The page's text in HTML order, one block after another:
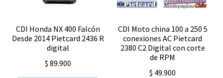
CDI Honda NX 400 Falcón
Desde 2014 Pietcard 2436 R
digital
$ 89.900
CDI Moto china 100 a 250 5
conexiones AC Pietcard
2380 C2 Digital con corte
de RPM
$ 49.900